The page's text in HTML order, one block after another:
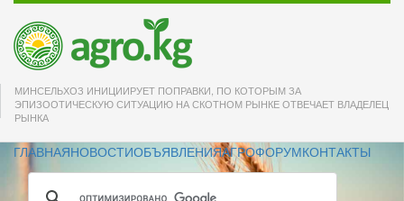
МИНСЕЛЬХОЗ ИНИЦИИРУЕТ ПОПРАВКИ, ПО КОТОРЫМ ЗА
ЭПИЗООТИЧЕСКУЮ СИТУАЦИЮ НА СКОТНОМ РЫНКЕ ОТВЕЧАЕТ ВЛАДЕЛЕЦ
РЫНКА
ГЛАВНАЯНОВОСТИОБЪЯВЛЕНИЯАГРОФОРУМКОНТАКТЫ
Друзья! Пусть успех
сопутствует всем
Вашим начинаниям
всегда и во всём!